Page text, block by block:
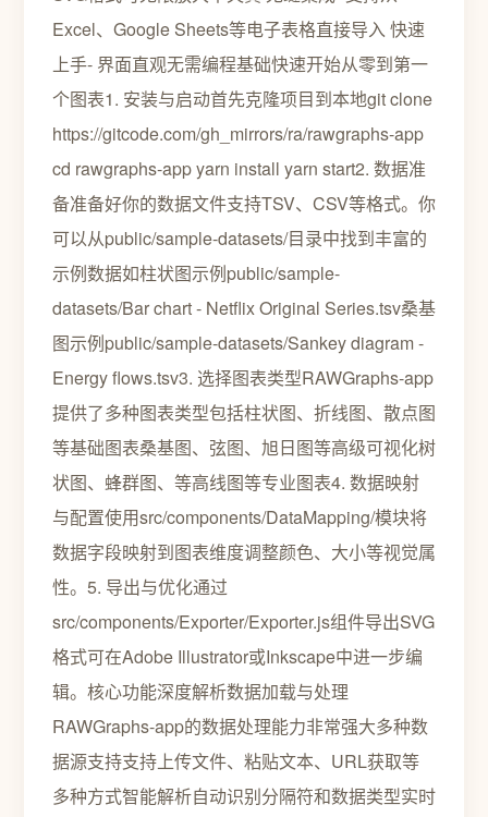
Excel、Google Sheets等电子表格直接导入 快速
上手- 界面直观无需编程基础快速开始从零到第一
个图表1. 安装与启动首先克隆项目到本地git clone
https://gitcode.com/gh_mirrors/ra/rawgraphs-app
cd rawgraphs-app yarn install yarn start2. 数据准
备准备好你的数据文件支持TSV、CSV等格式。你
可以从public/sample-datasets/目录中找到丰富的
示例数据如柱状图示例public/sample-
datasets/Bar chart - Netflix Original Series.tsv桑基
图示例public/sample-datasets/Sankey diagram -
Energy flows.tsv3. 选择图表类型RAWGraphs-app
提供了多种图表类型包括柱状图、折线图、散点图
等基础图表桑基图、弦图、旭日图等高级可视化树
状图、蜂群图、等高线图等专业图表4. 数据映射
与配置使用src/components/DataMapping/模块将
数据字段映射到图表维度调整颜色、大小等视觉属
性。5. 导出与优化通过
src/components/Exporter/Exporter.js组件导出SVG
格式可在Adobe Illustrator或Inkscape中进一步编
辑。核心功能深度解析数据加载与处理
RAWGraphs-app的数据处理能力非常强大多种数
据源支持支持上传文件、粘贴文本、URL获取等
多种方式智能解析自动识别分隔符和数据类型实时